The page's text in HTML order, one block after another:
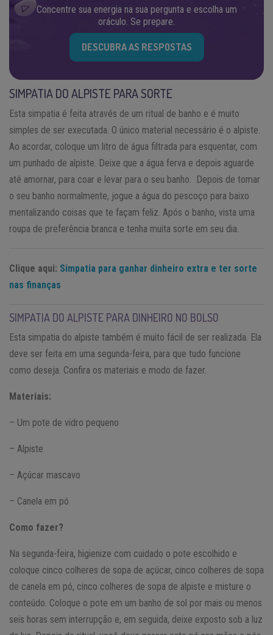
Concentre sua energia na sua pergunta e escolha um
oráculo. Se prepare.
DESCUBRA AS RESPOSTAS
SIMPATIA DO ALPISTE PARA SORTE
Esta simpatia é feita através de um ritual de banho e é muito
simples de ser executada. O único material necessário é o alpiste.
Ao acordar, coloque um litro de água filtrada para esquentar, com
um punhado de alpiste. Deixe que a água ferva e depois aguarde
até amornar, para coar e levar para o seu banho. Depois de tomar
o seu banho normalmente, jogue a água do pescoço para baixo
mentalizando coisas que te façam feliz. Após o banho, vista uma
roupa de preferência branca e tenha muita sorte em seu dia.
Clique aqui: Simpatia para ganhar dinheiro extra e ter sorte
nas finanças
SIMPATIA DO ALPISTE PARA DINHEIRO NO BOLSO
Esta simpatia do alpiste também é muito fácil de ser realizada. Ela
deve ser feita em uma segunda-feira, para que tudo funcione
como deseja. Confira os materiais e modo de fazer.
Materiais:
– Um pote de vidro pequeno
– Alpiste
– Açúcar mascavo
– Canela em pó
Como fazer?
Na segunda-feira, higienize com cuidado o pote escolhido e
coloque cinco colheres de sopa de açúcar, cinco colheres de sopa
de canela em pó, cinco colheres de sopa de alpiste e misture o
conteúdo. Coloque o pote em um banho de sol por mais ou menos
seis horas sem interrupção e, em seguida, deixe exposto sob a luz